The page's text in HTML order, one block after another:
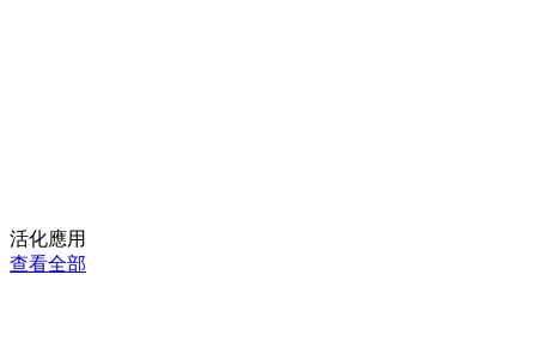
活化應用
查看全部